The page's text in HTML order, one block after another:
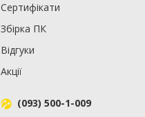
Сертифікати
Збірка ПК
Відгуки
Акції
(093) 500-1-009